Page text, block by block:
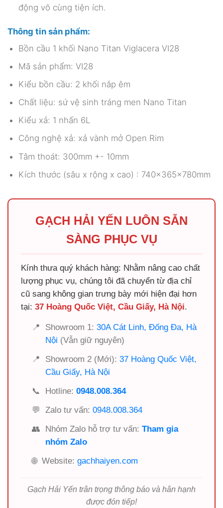
động vô cùng tiện ích.
Thông tin sản phẩm:
Bồn cầu 1 khối Nano Titan Viglacera VI28
Mã sản phẩm: VI28
Kiểu bồn cầu: 2 khối nắp êm
Chất liệu: sứ vệ sinh tráng men Nano Titan
Kiểu xả: 1 nhấn 6L
Công nghệ xả: xả vành mở Open Rim
Tâm thoát: 300mm +- 10mm
Kích thước (sâu x rộng x cao) : 740x365x780mm
GẠCH HẢI YẾN LUÔN SẴN
SÀNG PHỤC VỤ
Kính thưa quý khách hàng: Nhằm nâng cao chất
lượng phục vụ, chúng tôi đã chuyển từ địa chỉ
cũ sang không gian trưng bày mới hiện đại hơn
tại: 37 Hoàng Quốc Việt, Cầu Giấy, Hà Nội.
📍 Showroom 1: 30A Cát Linh, Đống Đa, Hà
Nội (Vẫn giữ nguyên)
📍
Showroom 2 (Mới): 37 Hoàng Quốc Việt,
Cầu Giấy, Hà Nội
📞
Hotline: 0948.008.364
💬
Zalo tư vấn: 0948.008.364
👥
Nhóm Zalo hỗ trợ tư vấn: Tham gia
nhóm Zalo
🌐 Website: gachhaiyen.com
Gạch Hải Yến trân trọng thông báo và hân hạnh
được đón tiếp!